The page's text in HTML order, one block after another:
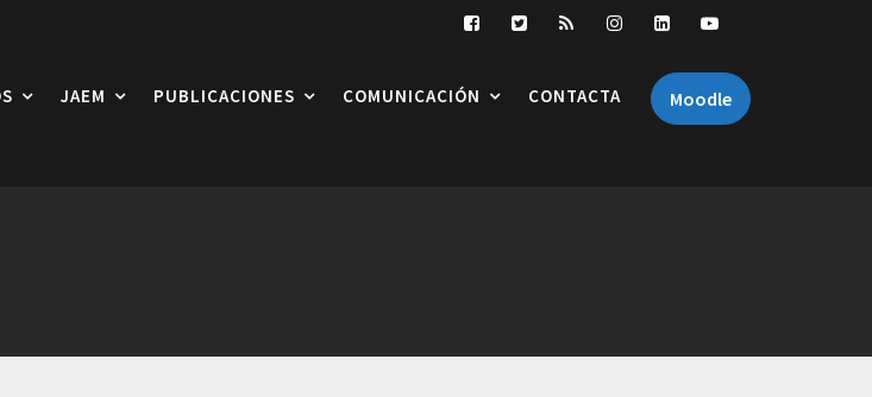
Moodle
JAEM PUBLICACIONES COMUNICACIÓN CONTACTA